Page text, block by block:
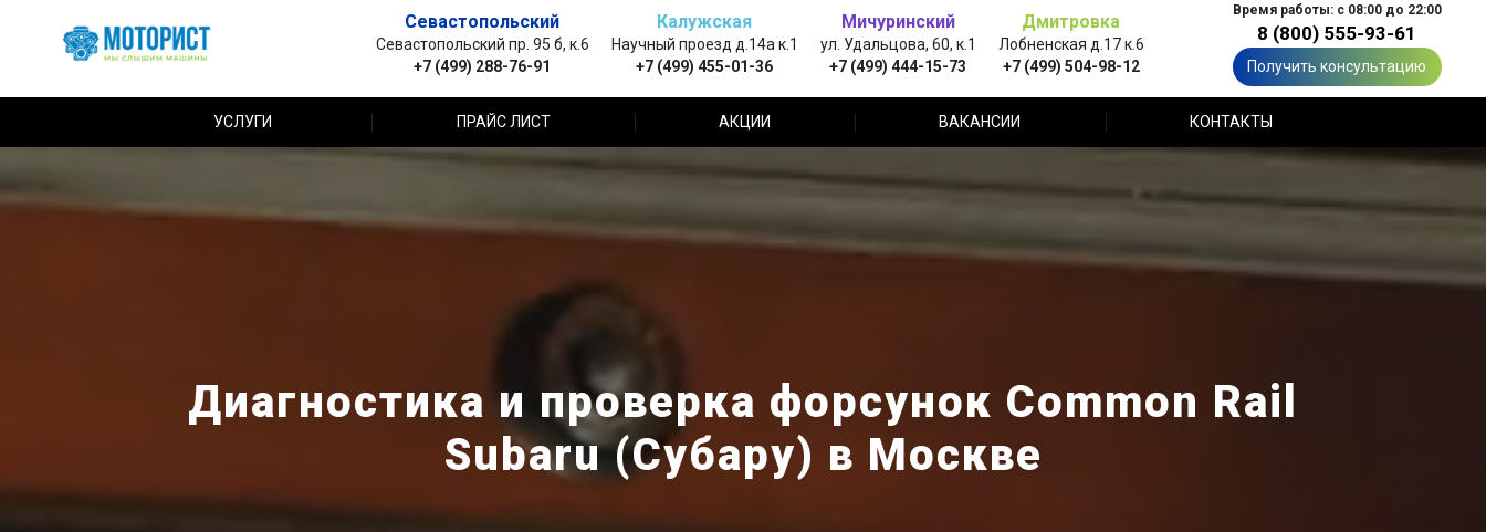
Севастопольский
Севастопольский пр. 95 б, к.6
+7 (499) 288-76-91
Калужская
Научный проезд д.14а к.1
+7 (499) 455-01-36
Мичуринский
ул. Удальцова, 60, к.1
+7 (499) 444-15-73
Дмитровка
Лобненская д.17 к.6
+7 (499) 504-98-12
Время работы: с 08:00 до 22:00
8 (800) 555-93-61
Получить консультацию
УСЛУГИ ПРАЙС ЛИСТ АКЦИИ ВАКАНСИИ КОНТАКТЫ
Диагностика и проверка форсунок Common Rail
Subaru (Субару) в Москве